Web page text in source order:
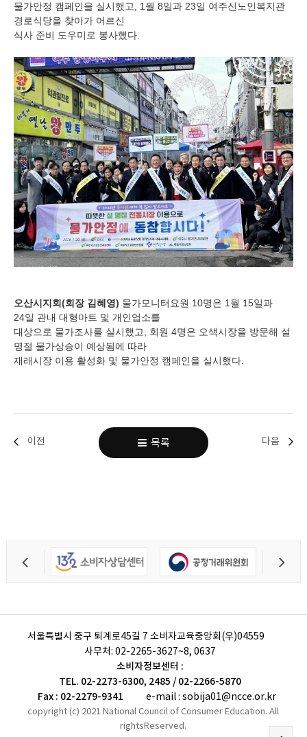
물가안정 캠페인을 실시했고
, 1 월 8일과 23일 여주신노인복지관
경로식당을 찾아가 어르신
식사 준비 도우미로 봉사했다
오산시지회(회장 김혜영) 물가모니터요원 10명은 1 월 15일과
24일 관내 대형마트 및 개인업소를
대상으로 물가조사를 실시했고
회원 4명은 오색시장을 방문해 설
명절 물가상승이 예상됨에 따라
재래시장 이용 활성화 및 물가안정 캠페인을 실시했다
이전 목록 다음
서울특별시 중구 퇴계로45길 7 소비자교육중앙회(우)04559
사무처: 02-2265-3627~8, 0637
소비자정보센터 :
TEL. 02-2273-6300, 2485 / 02-2266-5870
Fax : 02-2279-9341
e-mail : sobija01@ncce.or.kr
copyright (c) 2021 National Council of Consumer Education. All
rightsReserved.